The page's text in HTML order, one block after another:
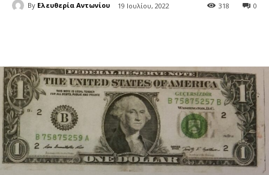
By Ελευθερία Αντωνίου 19 Ιουλίου, 2022 0
318